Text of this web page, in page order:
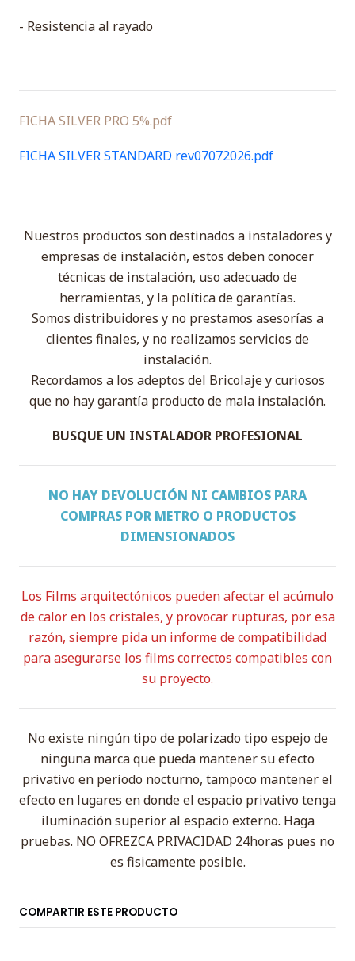
- Resistencia al rayado
FICHA SILVER PRO 5%.pdf
FICHA SILVER STANDARD rev07072026.pdf
Nuestros productos son destinados a instaladores y
empresas de instalación, estos deben conocer
técnicas de instalación, uso adecuado de
herramientas, y la política de garantías.
Somos distribuidores y no prestamos asesorías a
clientes finales, y no realizamos servicios de
instalación.
Recordamos a los adeptos del Bricolaje y curiosos
que no hay garantía producto de mala instalación.
BUSQUE UN INSTALADOR PROFESIONAL
NO HAY DEVOLUCIÓN NI CAMBIOS PARA
COMPRAS POR METRO O PRODUCTOS
DIMENSIONADOS
Los Films arquitectónicos pueden afectar el acúmulo
de calor en los cristales, y provocar rupturas, por esa
razón, siempre pida un informe de compatibilidad
para asegurarse los films correctos compatibles con
su proyecto.
No existe ningún tipo de polarizado tipo espejo de
ninguna marca que pueda mantener su efecto
privativo en período nocturno, tampoco mantener el
efecto en lugares en donde el espacio privativo tenga
iluminación superior al espacio externo. Haga
pruebas. NO OFREZCA PRIVACIDAD 24horas pues no
es fisicamente posible.
COMPARTIR ESTE PRODUCTO